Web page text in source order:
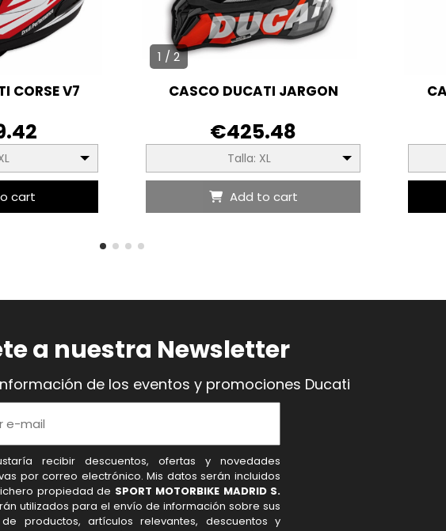
CORSE V7
cart
1 / 2
CASCO DUCATI JARGON
€425.48
Talla: XL
Add to cart
a nuestra Newsletter
de los eventos y promociones Ducati
recibir descuentos, ofertas y novedades
por correo electrónico. Mis datos serán incluidos
propiedad de SPORT MOTORBIKE MADRID S.
utilizados para el envío de información sobre sus
productos, artículos relevantes, descuentos y